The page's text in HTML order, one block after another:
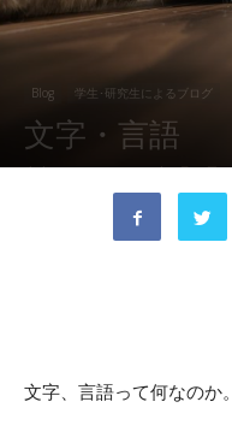
Blog 学生･研究生によるブログ
文字・言語
書者 kusaka - 2023年8月16日
文字、言語って何なのか。